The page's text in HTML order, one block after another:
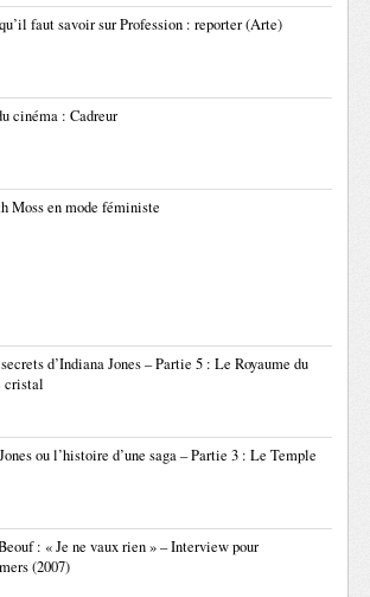
faut savoir sur Profession : reporter (Arte)
cinéma : Cadreur
Moss en mode féministe
d’Indiana Jones – Partie 5 : Le Royaume du
cristal
ou l’histoire d’une saga – Partie 3 : Le Temple
: « Je ne vaux rien » – Interview pour
(2007)